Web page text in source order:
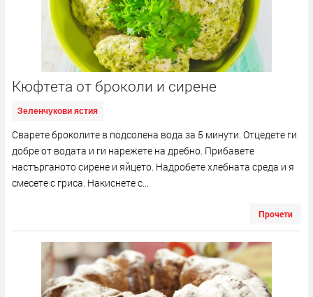
Кюфтета от броколи и сирене
Зеленчукови ястия
Сварете броколите в подсолена вода за 5 минути. Отцедете ги
добре от водата и ги нарежете на дребно. Прибавете
настърганото сирене и яйцето. Надробете хлебната среда и я
смесете с гриса. Накиснете с...
Прочети